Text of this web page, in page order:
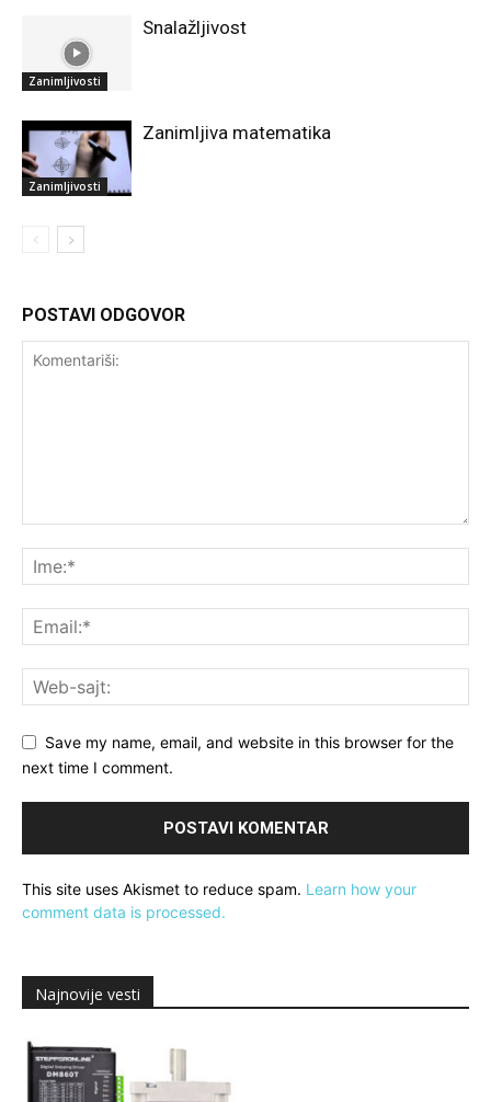
Zanimljivosti
Snalažljivost
Zanimljivosti
Zanimljiva matematika
POSTAVI ODGOVOR
Save my name, email, and website in this browser for the
next time I comment.
This site uses Akismet to reduce spam. Learn how your
comment data is processed.
Najnovije vesti